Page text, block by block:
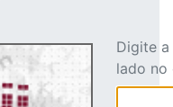
Digite
lado no